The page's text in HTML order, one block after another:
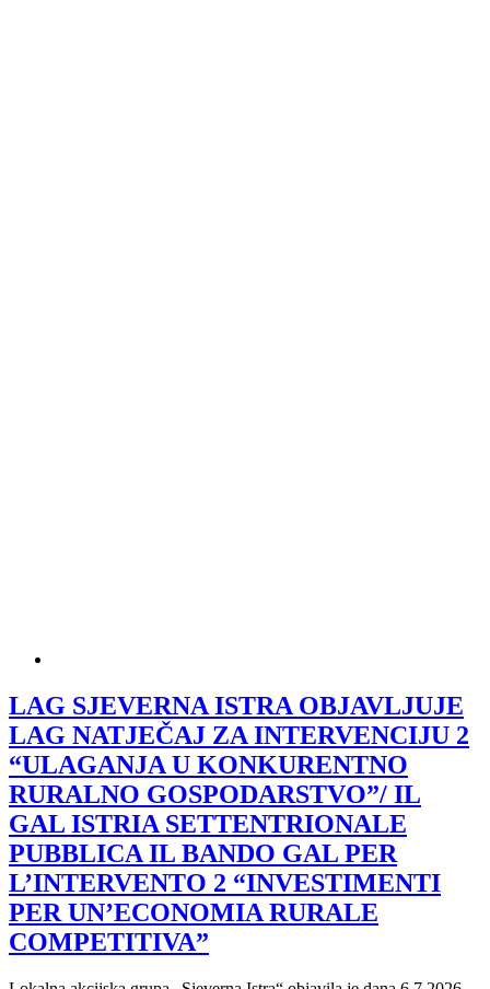
LAG SJEVERNA ISTRA OBJAVLJUJE
LAG NATJEČAJ ZA INTERVENCIJU 2
“ULAGANJA U KONKURENTNO
RURALNO GOSPODARSTVO”/ IL
GAL ISTRIA SETTENTRIONALE
PUBBLICA IL BANDO GAL PER
L’INTERVENTO 2 “INVESTIMENTI
PER UN’ECONOMIA RURALE
COMPETITIVA”